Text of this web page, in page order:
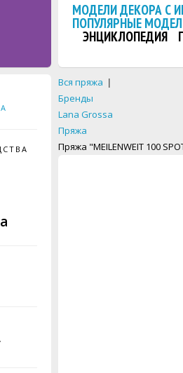
МОДЕЛИ ДЕКОРА С
ПОПУЛЯРНЫЕ
ЭНЦИКЛОПЕДИЯ
Вся пряжа |
Бренды
Lana Grossa
Пряжа
Пряжа "MEILENWEIT 100